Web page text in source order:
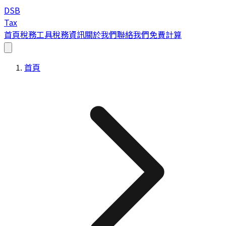
DSB
Tax
首頁稅務工具稅務資訊關於我們聯絡我們免費計算
首頁